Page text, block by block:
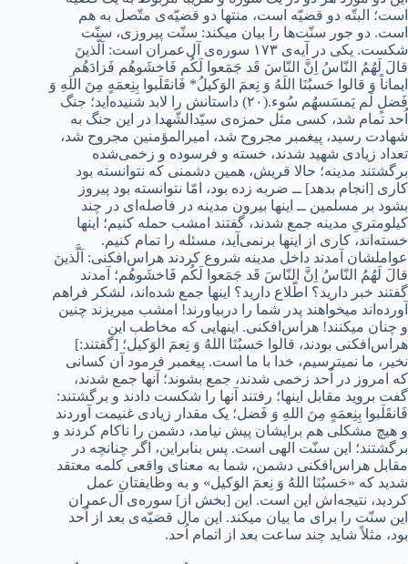
است؛ البتّه دو قضیّه است، منتها دو قضیّه‌ی متّصل به هم
است. دو جور سنّت‌ها را بیان میکند: سنّت پیروزی، سنّت
شکست. یکی در آیه‌ی ۱۷۳ سوره‌ی آل‌عمران است: اَلَّذینَ
قالَ لَهُمُ النّاسُ اِنَّ النّاسَ قَد جَمَعوا لَکُم فَاخشَوهُم فَزادَهُم
ایماناً وَ قالوا حَسبُنَا اللَهُ وَ نِعمَ الوَکیلُ* فَانقَلَبوا بِنِعمَهٍ مِنَ اللَهِ وَ
فَضلٍ لَم یَمسَسهُم سُوء.(۲۰) داستانش را لابد شنیده‌اید؛ جنگ
اُحد تمام شد، کسی مثل حمزه‌ی سیّدالشّهدا در این جنگ به
شهادت رسید، پیغمبر مجروح شد، امیرالمؤمنین مجروح شد،
تعداد زیادی شهید شدند، خسته و فرسوده‌ و زخمی‌‌شده
برگشتند مدینه؛ حالا قریش، همین دشمنی که نتوانسته بود
کاری [انجام بدهد] ــ ضربه زده بود، امّا نتوانسته بود پیروز
بشود بر مسلمین ــ اینها بیرون مدینه در فاصله‌ای در چند
کیلومتریِ مدینه جمع شدند، گفتند امشب حمله کنیم؛ اینها
خسته‌اند، کاری از اینها برنمی‌آید، مسئله را تمام کنیم.
عواملشان آمدند داخل مدینه شروع کردند هراس‌افکنی: اَلَّذینَ
قالَ لَهُمُ النّاسُ اِنَّ النّاسَ قَد جَمَعوا لَکُم فَاخشَوهُم؛ آمدند
گفتند خبر دارید؟ اطّلاع دارید؟ اینها جمع شده‌اند، لشکر فراهم
آورده‌اند میخواهند پدر شما را دربیاورند! امشب میریزند چنین
و چنان میکنند! هراس‌افکنی. اینهایی که مخاطب این
هراس‌افکنی بودند، قالوا حَسبُنَا اللهُ وَ نِعمَ الوَکیل؛ [گفتند:]
نخیر، ما نمیترسیم، خدا با ما است. پیغمبر فرمود آن کسانی
که امروز در اُحد زخمی شدند، جمع بشوند؛ آنها جمع شدند،
گفت بروید مقابل اینها؛ رفتند آنها را شکست دادند و برگشتند:
فَانقَلَبوا بِنِعمَهٍ مِنَ اللهِ وَ فَضل؛ یک مقدار زیادی غنیمت آوردند
و هیچ مشکلی هم برایشان پیش نیامد، دشمن را ناکام کردند و
برگشتند؛ این سنّت الهی است. پس بنابراین، اگر چنانچه در
مقابل هراس‌افکنی دشمن، شما به معنای واقعی کلمه معتقد
شدید که «حَسبُنَا اللهُ وَ نِعمَ الوَکیل» و به وظایفتان عمل
کردید، نتیجه‌اش این است. این [بخش از] سوره‌ی آل‌عمران
این سنّت را برای ما بیان میکند. این مال قضیّه‌ی بعد از اُحد
بود، مثلاً شاید چند ساعت بعد از اتمام اُحد.